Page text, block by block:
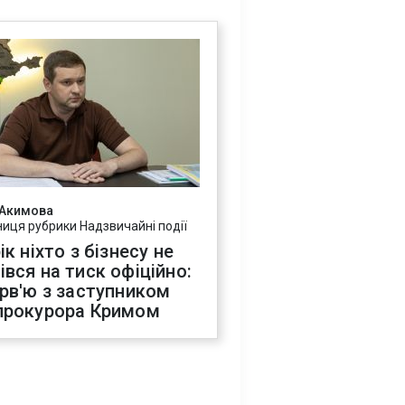
рубрики Надзвичайні події
ніхто з бізнесу не
на тиск офіційно:
з заступником
Кримом